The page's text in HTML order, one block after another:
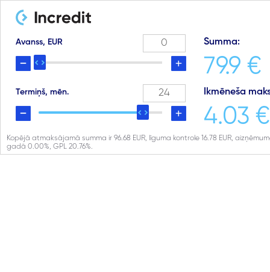
Avanss, EUR
Termiņš, mēn.
Summa:
79.9 €
Ikmēneša
4.03 €
Kopējā atmaksājamā summa ir 96.68 EUR, līguma kontrole 16.78 EUR,
gadā 0.00%, GPL 20.76%.